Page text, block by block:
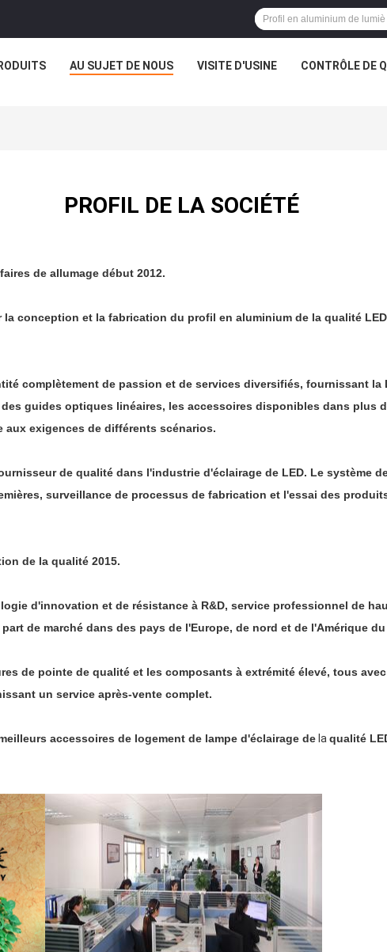
AU SUJET DE NOUS VISITE D'USINE CONTRÔLE DE
PROFIL DE LA SOCIÉTÉ
de allumage début 2012.
conception et la fabrication du profil en aluminium de la qualité
complètement de passion et de services diversifiés, fournissant la
guides optiques linéaires, les accessoires disponibles dans plus
aux exigences de différents scénarios.
de qualité dans l'industrie d'éclairage de LED. Le système
surveillance de processus de fabrication et l'essai des
de la qualité 2015.
d'innovation et de résistance à R&D, service professionnel de
de marché dans des pays de l'Europe, de nord et de l'Amérique
de pointe de qualité et les composants à extrémité élevé, tous
un service après-vente complet.
accessoires de logement de lampe d'éclairage de laqualité